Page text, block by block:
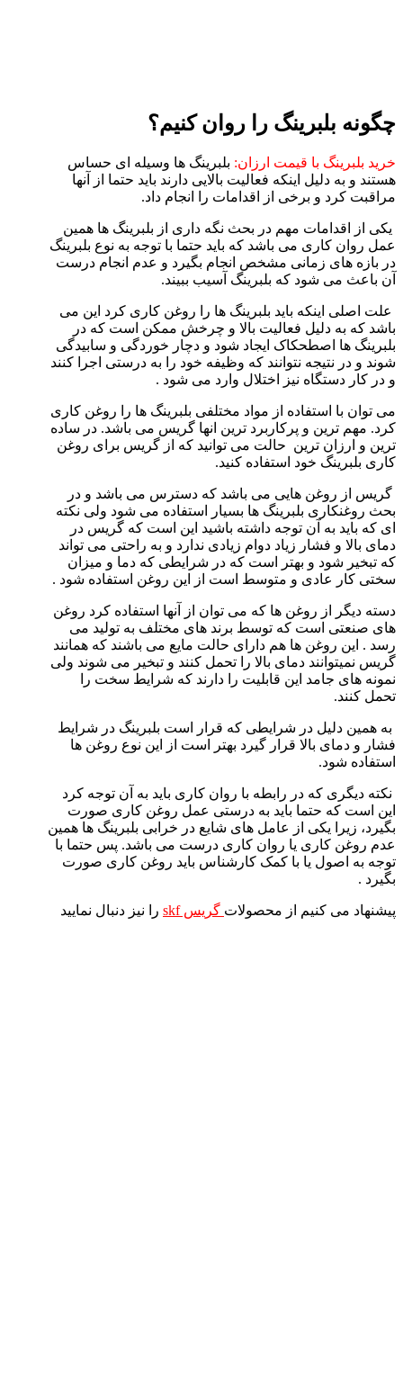
چگونه بلبرینگ را روان کنیم؟
خرید بلبرینگ با قیمت ارزان: بلبرینگ ها وسیله ای حساس
هستند و به دلیل اینکه فعالیت بالایی دارند باید حتما از آنها
مراقبت کرد و برخی از اقدامات را انجام داد.
یکی از اقدامات مهم در بحث نگه داری از بلبرینگ ها همین
عمل روان کاری می باشد که باید حتما با توجه به نوع بلبرینگ
در بازه های زمانی مشخص انجام بگیرد و عدم انجام درست
آن باعث می شود که بلبرینگ آسیب ببیند.
علت اصلی اینکه باید بلبرینگ ها را روغن کاری کرد این می
باشد که به دلیل فعالیت بالا و چرخش ممکن است که در
بلبرینگ ها اصطحکاک ایجاد شود و دچار خوردگی و سابیدگی
شوند و در نتیجه نتوانند که وظیفه خود را به درستی اجرا کنند
و در کار دستگاه نیز اختلال وارد می شود .
می توان با استفاده از مواد مختلفی بلبرینگ ها را روغن کاری
کرد. مهم ترین و پرکاربرد ترین انها گریس می باشد. در ساده
ترین و ارزان ترین حالت می توانید که از گریس برای روغن
کاری بلبرینگ خود استفاده کنید.
گریس از روغن هایی می باشد که دسترس می باشد و در
بحث روغنکاری بلبرینگ ها بسیار استفاده می شود ولی نکته
ای که باید به آن توجه داشته باشید این است که گریس در
دمای بالا و فشار زیاد دوام زیادی ندارد و به راحتی می تواند
که تبخیر شود و بهتر است که در شرایطی که دما و میزان
سختی کار عادی و متوسط است از این روغن استفاده شود .
دسته دیگر از روغن ها که می توان از آنها استفاده کرد روغن
های صنعتی است که توسط برند های مختلف به تولید می
رسد . این روغن ها هم دارای حالت مایع می باشند که همانند
گریس نمیتوانند دمای بالا را تحمل کنند و تبخیر می شوند ولی
نمونه های جامد این قابلیت را دارند که شرایط سخت را
تحمل کنند.
به همین دلیل در شرایطی که قرار است بلبرینگ در شرایط
فشار و دمای بالا قرار گیرد بهتر است از این نوع روغن ها
استفاده شود.
نکته دیگری که در رابطه با روان کاری باید به آن توجه کرد
این است که حتما باید به درستی عمل روغن کاری صورت
بگیرد، زیرا یکی از عامل های شایع در خرابی بلبرینگ ها همین
عدم روغن کاری یا روان کاری درست می باشد. پس حتما با
توجه به اصول یا با کمک کارشناس باید روغن کاری صورت
بگیرد .
پیشنهاد می کنیم از محصولات گریس skf را نیز دنبال نمایید